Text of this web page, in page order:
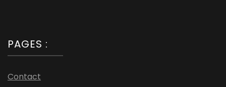
PAGES :
Contact